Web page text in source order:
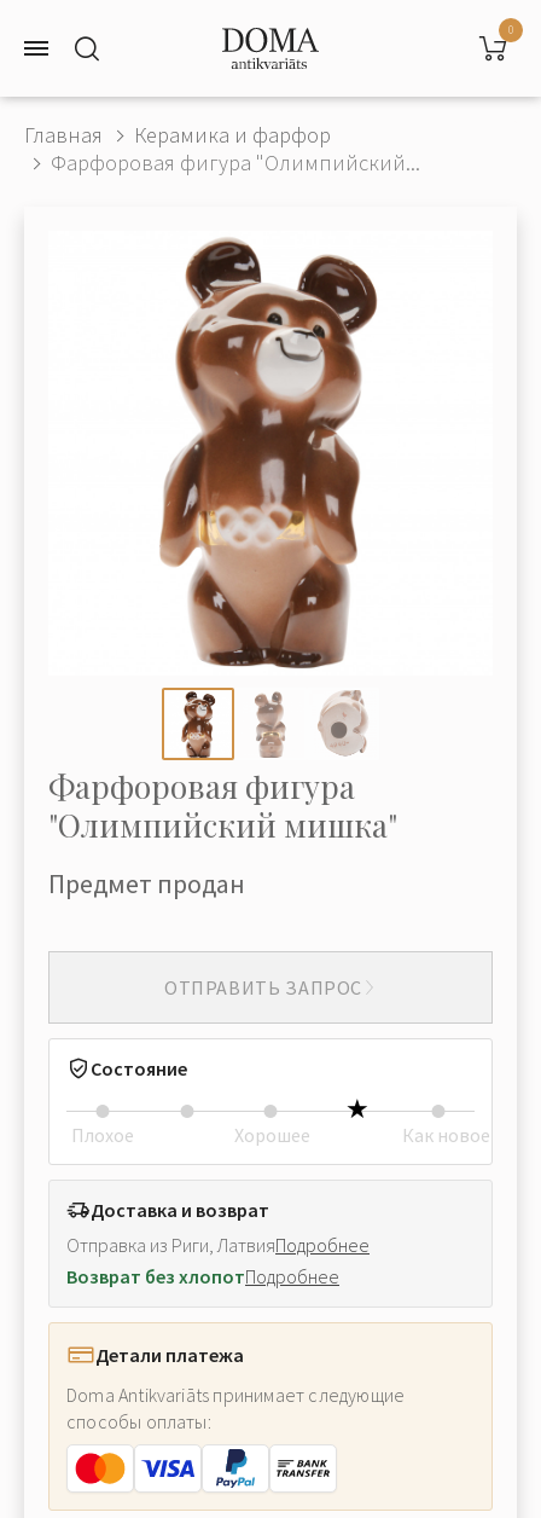
0
Главная
Керамика и фарфор
Фарфоровая фигура "Олимпийский...
Фарфоровая фигура
"Олимпийский мишка"
Предмет продан
ОТПРАВИТЬ ЗАПРОС
Состояние
Плохое Хорошее Как новое
Доставка и возврат
Отправка из Риги, ЛатвияПодробнее
Возврат без хлопотПодробнее
Детали платежа
Doma Antikvariāts принимает следующие
способы оплаты: